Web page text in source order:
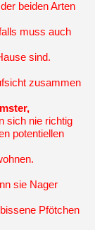
beiden Arten
muss auch
sind.
zusammen
sich nie richtig
potentiellen
sie Nager
Pfötchen